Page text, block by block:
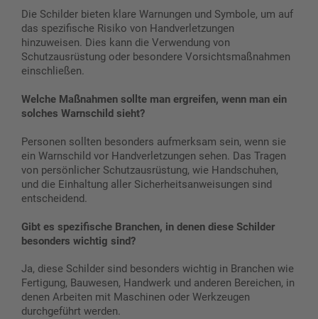
Die Schilder bieten klare Warnungen und Symbole, um auf
das spezifische Risiko von Handverletzungen
hinzuweisen. Dies kann die Verwendung von
Schutzausrüstung oder besondere Vorsichtsmaßnahmen
einschließen.
Welche Maßnahmen sollte man ergreifen, wenn man ein
solches Warnschild sieht?
Personen sollten besonders aufmerksam sein, wenn sie
ein Warnschild vor Handverletzungen sehen. Das Tragen
von persönlicher Schutzausrüstung, wie Handschuhen,
und die Einhaltung aller Sicherheitsanweisungen sind
entscheidend.
Gibt es spezifische Branchen, in denen diese Schilder
besonders wichtig sind?
Ja, diese Schilder sind besonders wichtig in Branchen wie
Fertigung, Bauwesen, Handwerk und anderen Bereichen, in
denen Arbeiten mit Maschinen oder Werkzeugen
durchgeführt werden.